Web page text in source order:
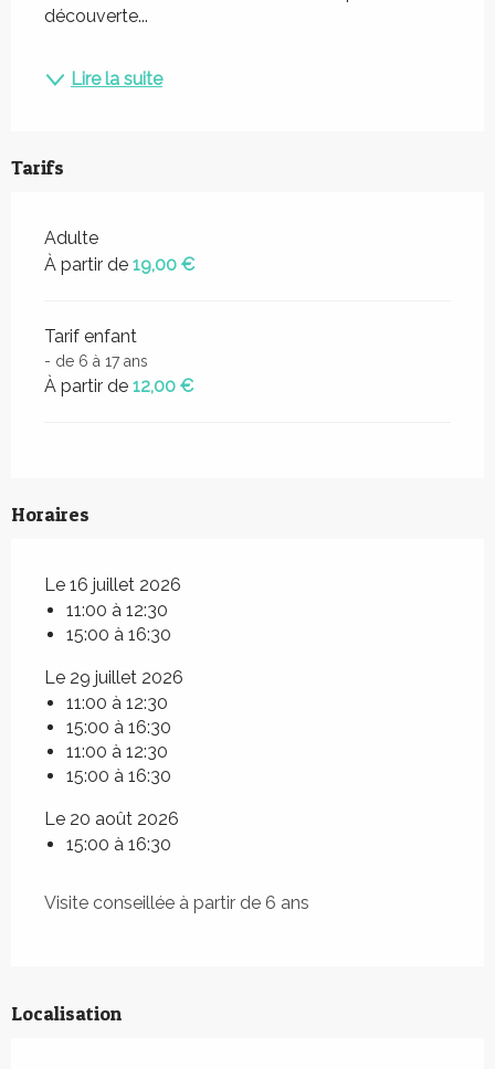
découverte...
Lire la suite
Tarifs
Adulte
À partir de 19,00 €
Tarif enfant
- de 6 à 17 ans
À partir de 12,00 €
Horaires
Le 16 juillet 2026
11:00 à 12:30
15:00 à 16:30
Le 29 juillet 2026
11:00 à 12:30
15:00 à 16:30
11:00 à 12:30
15:00 à 16:30
Le 20 août 2026
15:00 à 16:30
Visite conseillée à partir de 6 ans
Localisation